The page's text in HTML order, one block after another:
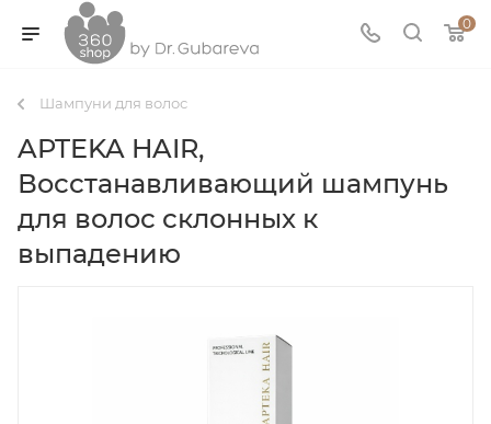
0
Шампуни для волос
APTEKA HAIR,
Восстанавливающий шампунь
для волос склонных к
выпадению